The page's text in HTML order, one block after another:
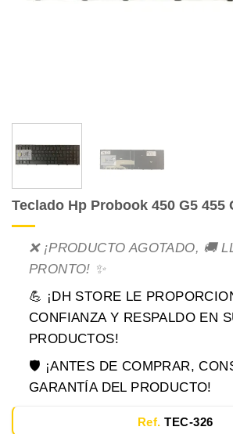
Teclado Hp Probook 450 G5 455
❌ ¡PRODUCTO AGOTADO, 🚚
PRONTO! ✨
💪 ¡DH STORE LE
CONFIANZA Y RESPALDO EN
PRODUCTOS!
🛡️ ¡ANTES DE COMPRAR,
GARANTÍA DEL PRODUCTO!
Ref. TEC-326